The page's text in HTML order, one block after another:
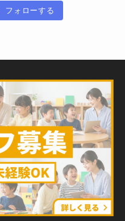
フォローする